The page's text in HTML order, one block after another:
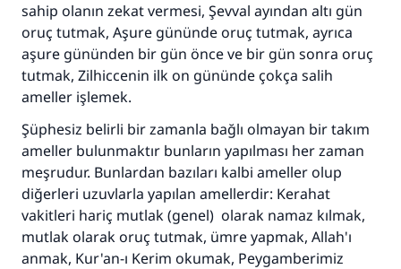
sahip olanın zekat vermesi, Şevval ayından altı gün
oruç tutmak, Aşure gününde oruç tutmak, ayrıca
aşure gününden bir gün önce ve bir gün sonra oruç
tutmak, Zilhiccenin ilk on gününde çokça salih
ameller işlemek.
Şüphesiz belirli bir zamanla bağlı olmayan bir takım
ameller bulunmaktır bunların yapılması her zaman
meşrudur. Bunlardan bazıları kalbi ameller olup
diğerleri uzuvlarla yapılan amellerdir: Kerahat
vakitleri hariç mutlak (genel) olarak namaz kılmak,
mutlak olarak oruç tutmak, ümre yapmak, Allah'ı
anmak, Kur'an-ı Kerim okumak, Peygamberimiz
110845 Nolu Cevap, bir evliliği
Ümmete cevapları ulaştırmak için bizi destekle
Rasulullah ﷺ şöyle dedi:
Her kim bir hayra yol gösterirse , hayrı yapan
kişinin sevabı kadar ona sevap yazılır.
(MUSLIM 1893)